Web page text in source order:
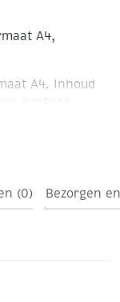
A4,
A4. Inhoud
donkere
metaal.
gecorrigeerd
(0) Bezorgen